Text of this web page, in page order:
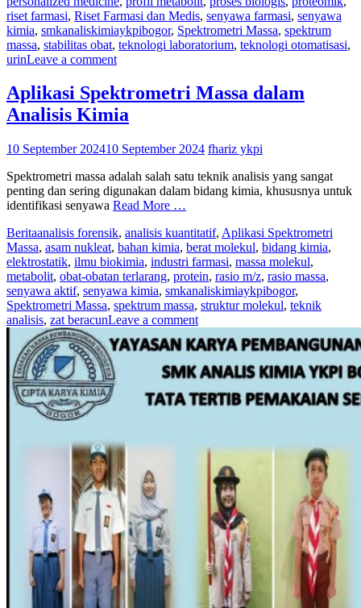
riset farmasi, Riset Farmasi dan Medis, senyawa farmasi, senyawa
kimia, smkanaliskimiaykpibogor, Spektrometri Massa, spektrum
massa, stabilitas obat, teknologi laboratorium, teknologi otomatisasi,
urinLeave a comment
Aplikasi Spektrometri Massa dalam
Analisis Kimia
10 September 202410 September 2024 fhariz ykpi
Spektrometri massa adalah salah satu teknik analisis yang sangat
penting dan sering digunakan dalam bidang kimia, khususnya untuk
identifikasi senyawa Read More …
Beritaanalisis forensik, analisis kuantitatif, Aplikasi Spektrometri
Massa, asam nukleat, bahan kimia, berat molekul, bidang kimia,
elektrostatik, ilmu biokimia, industri farmasi, massa molekul,
metabolit, obat-obatan terlarang, protein, rasio m/z, rasio massa,
senyawa aktif, senyawa kimia, smkanaliskimiaykpibogor,
Spektrometri Massa, spektrum massa, struktur molekul, teknik
analisis, zat beracunLeave a comment